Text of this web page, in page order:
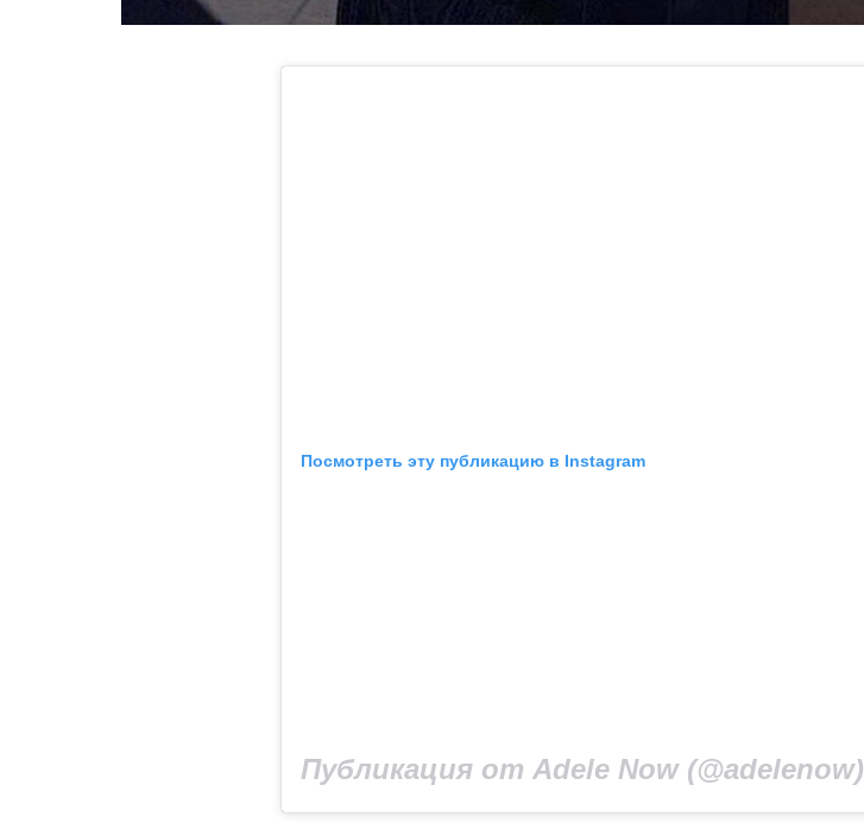
Посмотреть эту публикацию в Instagram
Публикация от Adele Now (@adelenow)